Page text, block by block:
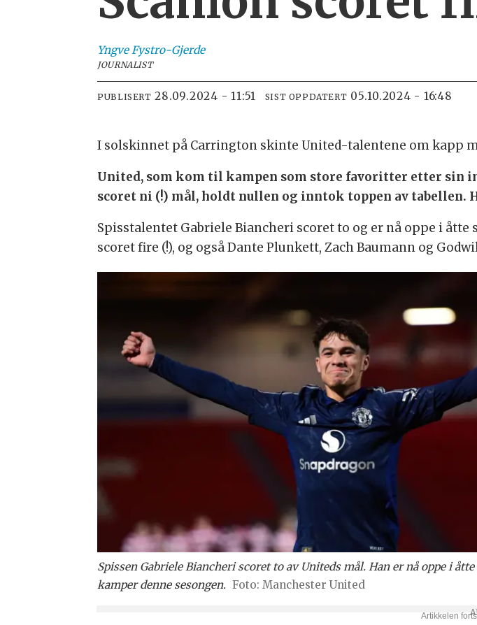
Yngve Fystro-Gjerde
JOURNALIST
PUBLISERT 28.09.2024 - 11:51 SIST OPPDATERT 05.10.2024 - 16:48
I solskinnet på Carrington skinte United-talentene om kapp
United, som kom til kampen som store favoritter etter sin
scoret ni (!) mål, holdt nullen og inntok toppen av
Spisstalentet Gabriele Biancheri scoret to og er nå oppe i
scoret fire (!), og også Dante Plunkett, Zach Baumann og
Spissen Gabriele Biancheri scoret to av Uniteds mål. Han er nå oppe i
kamper denne sesongen.
Manchester United